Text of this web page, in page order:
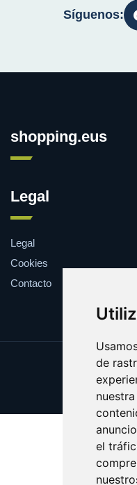
de
el
Síguenos:
shopping.eus
Legal
Legal
Cookies
Contacto
Update
Copyright